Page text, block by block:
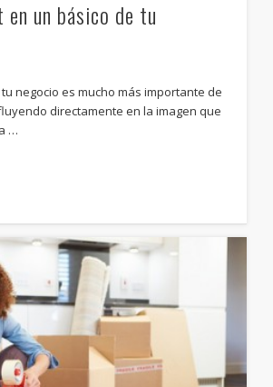
un básico de tu
negocio es mucho más importante de
directamente en la imagen que
…